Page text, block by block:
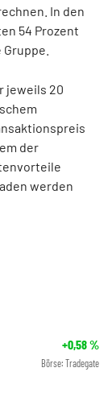
In den
54 Prozent
jeweils 20
der
werden
+0,58%
Börse: Tradegate